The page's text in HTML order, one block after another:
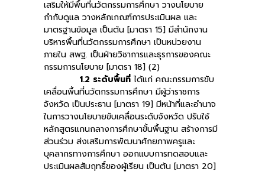
เสริมให้มีพื้นที่นวัตกรรมการศึกษา วางนโยบาย
กำกับดูแล วางหลักเกณฑ์การประเมินผล และ
มาตรฐานข้อมูล เป็นต้น [มาตรา 15] มีสำนักงาน
บริหารพื้นที่นวัตกรรมการศึกษา เป็นหน่วยงาน
ภายใน สพฐ. เป็นฝ่ายวิชาการและธุรการของคณะ
กรรมการนโยบาย [มาตรา 18] (2)
1.2 ระดับพื้นที่ ได้แก่ คณะกรรมการขับ
เคลื่อนพื้นที่นวัตกรรมการศึกษา มีผู้ว่าราชการ
จังหวัด เป็นประธาน [มาตรา 19] มีหน้าที่และอำนาจ
ในการวางนโยบายขับเคลื่อนระดับจังหวัด ปรับใช้
หลักสูตรแกนกลางการศึกษาขั้นพื้นฐาน สร้างการมี
ส่วนร่วม ส่งเสริมการพัฒนาศักยภาพครูและ
บุคลากรทางการศึกษา ออกแบบการทดสอบและ
ประเมินผลสัมฤทธิ์ของผู้เรียน เป็นต้น [มาตรา 20]